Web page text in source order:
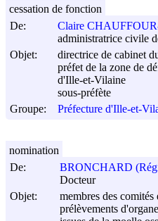
De:
Claire
administratrice civile
Objet:
directrice de cabinet
préfet de la zone de
d'Ille-et-Vilaine
sous-préfète
Groupe:
Préfecture d'Ille-et-
cessation de fonction
De:
BRONCHARD
Docteur
Objet:
membres des
prélèvements
nomination